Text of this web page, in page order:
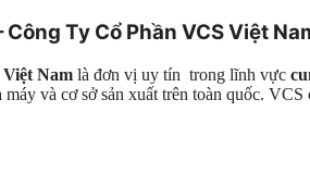
Công Ty Cổ Phần VCS Việt
Nam là đơn vị uy tín trong lĩnh vực
và cơ sở sản xuất trên toàn quốc.